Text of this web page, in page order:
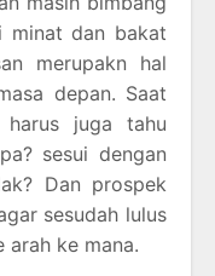
minat dan bakat
merupakn hal
depan. Saat
juga tahu
sesui dengan
Dan prospek
sesudah lulus
arah ke mana.